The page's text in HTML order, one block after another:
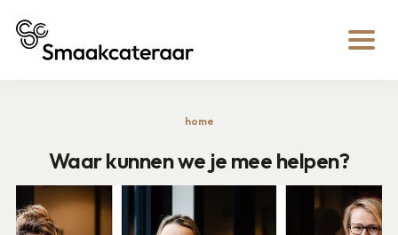
home
Waar kunnen we je mee helpen?